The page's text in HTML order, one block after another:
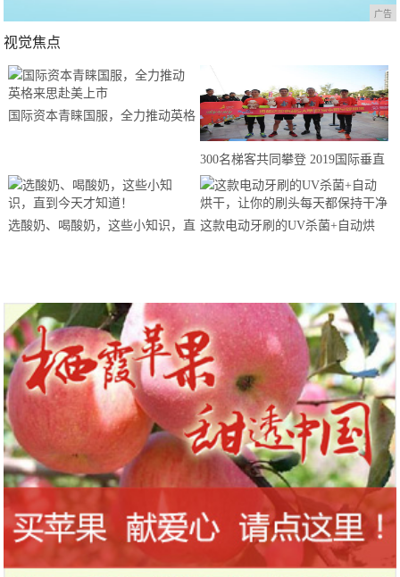
广告
视觉焦点
国际资本青睐国服，全力推动英格
300名梯客共同攀登 2019国际垂直
马拉松超级精英赛顺德海骏达中心
站欢乐开跑
选酸奶、喝酸奶，这些小知识，直 这款电动牙刷的UV杀菌+自动烘